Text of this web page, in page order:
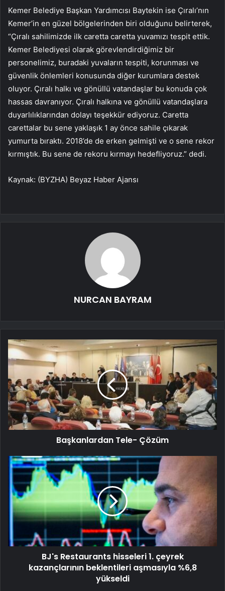
Kemer Belediye Başkan Yardımcısı Baytekin ise Çıralı’nın
Kemer’in en güzel bölgelerinden biri olduğunu belirterek,
“Çıralı sahilimizde ilk caretta caretta yuvamızı tespit ettik.
Kemer Belediyesi olarak görevlendirdiğimiz bir
personelimiz, buradaki yuvaların tespiti, korunması ve
güvenlik önlemleri konusunda diğer kurumlara destek
oluyor. Çıralı halkı ve gönüllü vatandaşlar bu konuda çok
hassas davranıyor. Çıralı halkına ve gönüllü vatandaşlara
duyarlılıklarından dolayı teşekkür ediyoruz. Caretta
carettalar bu sene yaklaşık 1 ay önce sahile çıkarak
yumurta bıraktı. 2018’de de erken gelmişti ve o sene rekor
kırmıştık. Bu sene de rekoru kırmayı hedefliyoruz.” dedi.
Kaynak: (BYZHA) Beyaz Haber Ajansı
NURCAN BAYRAM
Başkanlardan Tele- Çözüm
BJ's Restaurants hisseleri 1. çeyrek
kazançlarının beklentileri aşmasıyla %6,8
yükseldi